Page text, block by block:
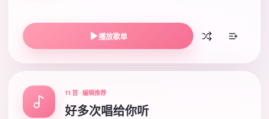
播放歌单
11 首 · 编辑推荐
好多次唱给你听